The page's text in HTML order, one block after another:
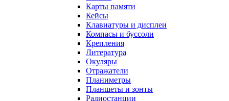
Карты памяти
Кейсы
Клавиатуры и дисплеи
Компасы и буссоли
Крепления
Литература
Окуляры
Отражатели
Планиметры
Планшеты и зонты
Радиостанции